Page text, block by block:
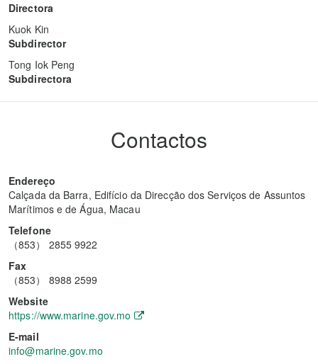
Directora
Kuok Kin
Subdirector
Tong Iok Peng
Subdirectora
Contactos
Endereço
Calçada da Barra, Edifício da Direcção dos Serviços de Assuntos
Marítimos e de Água, Macau
Telefone
（853） 2855 9922
Fax
（853） 8988 2599
Website
https://www.marine.gov.mo
E-mail
info@marine.gov.mo